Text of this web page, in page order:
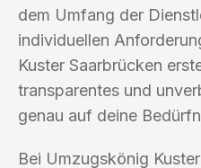
dem Umfang der
individuellen
Kuster Saarbrücken
transparentes und
genau auf deine
Bei Umzugskönig